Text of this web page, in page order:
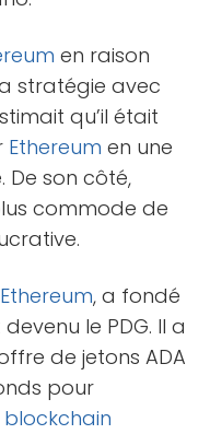
en raison
stratégie avec
qu’il était
Ethereum en une
son côté,
commode de
Ethereum, a fondé
le PDG. Il a
de jetons ADA
pour
blockchain